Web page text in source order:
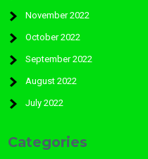
November 2022
October 2022
September 2022
August 2022
July 2022
Categories